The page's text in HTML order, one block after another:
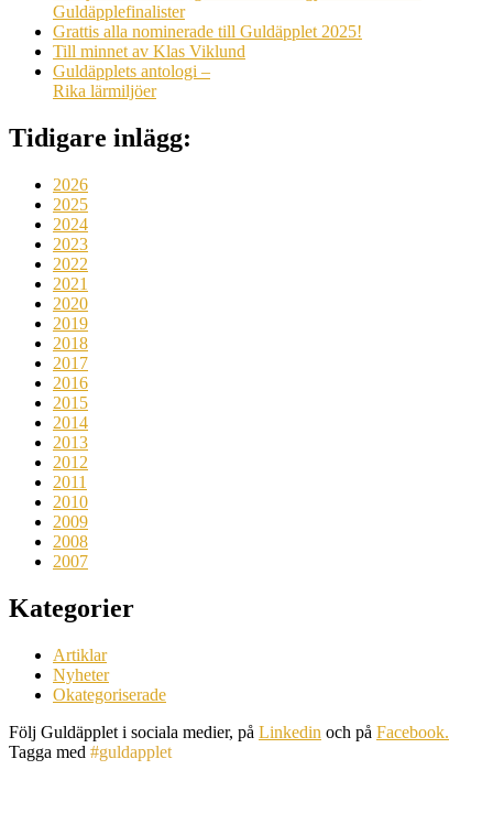
Guldäpplefinalister
Grattis alla nominerade till Guldäpplet 2025!
Till minnet av Klas Viklund
Guldäpplets antologi –
Rika lärmiljöer
Tidigare inlägg:
2026
2025
2024
2023
2022
2021
2020
2019
2018
2017
2016
2015
2014
2013
2012
2011
2010
2009
2008
2007
Kategorier
Artiklar
Nyheter
Okategoriserade
Följ Guldäpplet i sociala medier, på Linkedin och på Facebook.
Tagga med #guldapplet